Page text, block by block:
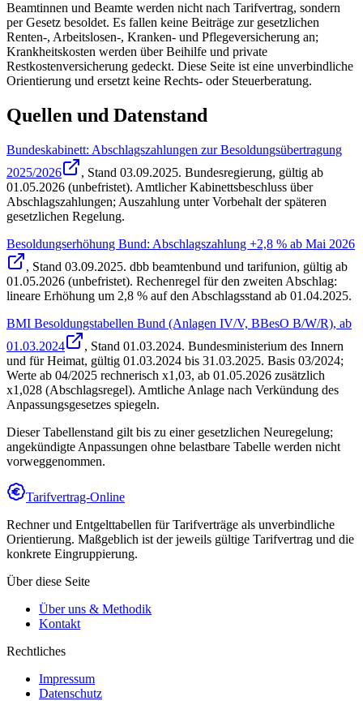
Beamtinnen und Beamte werden nicht nach Tarifvertrag, sondern
per Gesetz besoldet. Es fallen keine Beiträge zur gesetzlichen
Renten-, Arbeitslosen-, Kranken- und Pflegeversicherung an;
Krankheitskosten werden über Beihilfe und private
Restkostenversicherung gedeckt. Diese Seite ist eine unverbindliche
Orientierung und ersetzt keine Rechts- oder Steuerberatung.
Quellen und Datenstand
Bundeskabinett: Abschlagszahlungen zur Besoldungsübertragung
2025/2026
, Stand 03.09.2025. Bundesregierung, gültig ab
01.05.2026 (unbefristet). Amtlicher Kabinettsbeschluss über
Abschlagszahlungen; Auszahlung unter Vorbehalt der späteren
gesetzlichen Regelung.
Besoldungserhöhung Bund: Abschlagszahlung +2,8 % ab Mai 2026
, Stand 03.09.2025. dbb beamtenbund und tarifunion, gültig ab
01.05.2026 (unbefristet). Rechenregel für den zweiten Abschlag:
lineare Erhöhung um 2,8 % auf den Abschlagsstand ab 01.04.2025.
BMI Besoldungstabellen Bund (Anlagen IV/V, BBesO B/W/R), ab
01.03.2024
, Stand 01.03.2024. Bundesministerium des Innern
und für Heimat, gültig 01.03.2024 bis 31.03.2025. Basis 03/2024;
Werte ab 04/2025 rechnerisch x1,03, ab 01.05.2026 zusätzlich
x1,028 (Abschlagsregel). Amtliche Anlage nach Verkündung des
Anpassungsgesetzes spiegeln.
Dieser Tabellenstand gilt bis zu einer gesetzlichen Neuregelung;
angekündigte Anpassungen ohne belastbare Tabelle werden nicht
vorweggenommen.
Tarifvertrag-Online
Rechner und Entgelttabellen für Tarifverträge als unverbindliche
Orientierung. Maßgeblich ist der jeweils gültige Tarifvertrag und die
konkrete Eingruppierung.
Über diese Seite
Über uns & Methodik
Kontakt
Rechtliches
Impressum
Datenschutz